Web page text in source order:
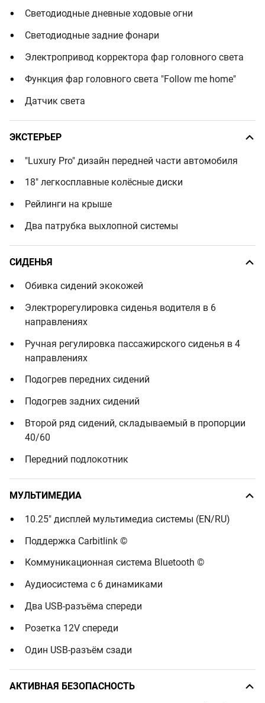
Светодиодные дневные ходовые огни
Светодиодные задние фонари
Электропривод корректора фар головного света
Функция фар головного света "Follow me home"
Датчик света
ЭКСТЕРЬЕР
"Luxury Pro" дизайн передней части автомобиля
18" легкосплавные колёсные диски
Рейлинги на крыше
Два патрубка выхлопной системы
СИДЕНЬЯ
Обивка сидений экокожей
Электрорегулировка сиденья водителя в 6
направлениях
Ручная регулировка пассажирского сиденья в 4
направлениях
Подогрев передних сидений
Подогрев задних сидений
Второй ряд сидений, складываемый в пропорции
40/60
Передний подлокотник
МУЛЬТИМЕДИА
10.25" дисплей мультимедиа системы (EN/RU)
Поддержка Carbitlink ©
Коммуникационная система Bluetooth ©
Аудиосистема с 6 динамиками
Два USB-разъёма спереди
Розетка 12V спереди
Один USB-разъём сзади
АКТИВНАЯ БЕЗОПАСНОСТЬ